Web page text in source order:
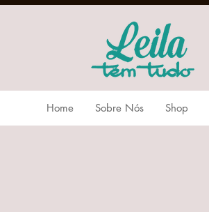
Home Sobre Nós Shop